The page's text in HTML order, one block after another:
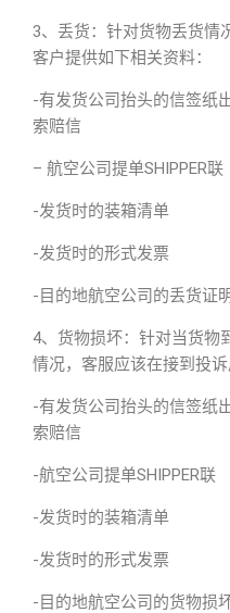
3、丢货：针对货物丢货情
客户提供如下相关资料：
-有发货公司抬头的信签纸
索赔信
– 航空公司提单SHIPPER联
-发货时的装箱清单
-发货时的形式发票
-目的地航空公司的丢货证
4、货物损坏：针对当货物
情况，客服应该在接到投
-有发货公司抬头的信签纸
索赔信
-航空公司提单SHIPPER联
-发货时的装箱清单
-发货时的形式发票
-目的地航空公司的货物损